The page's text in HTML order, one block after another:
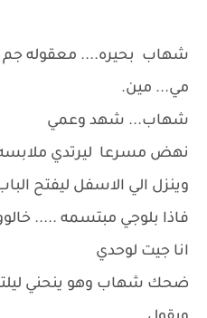
شهاب بحيره.... معقوله جم
مي... مين.
شهاب... شهد وعمي
نهض مسرعا ليرتدي
وينزل الي الاسفل ليفتح
فاذا بلوجي مبتسمه .....
انا جيت لوحدي
ضحك شهاب وهو ينحني